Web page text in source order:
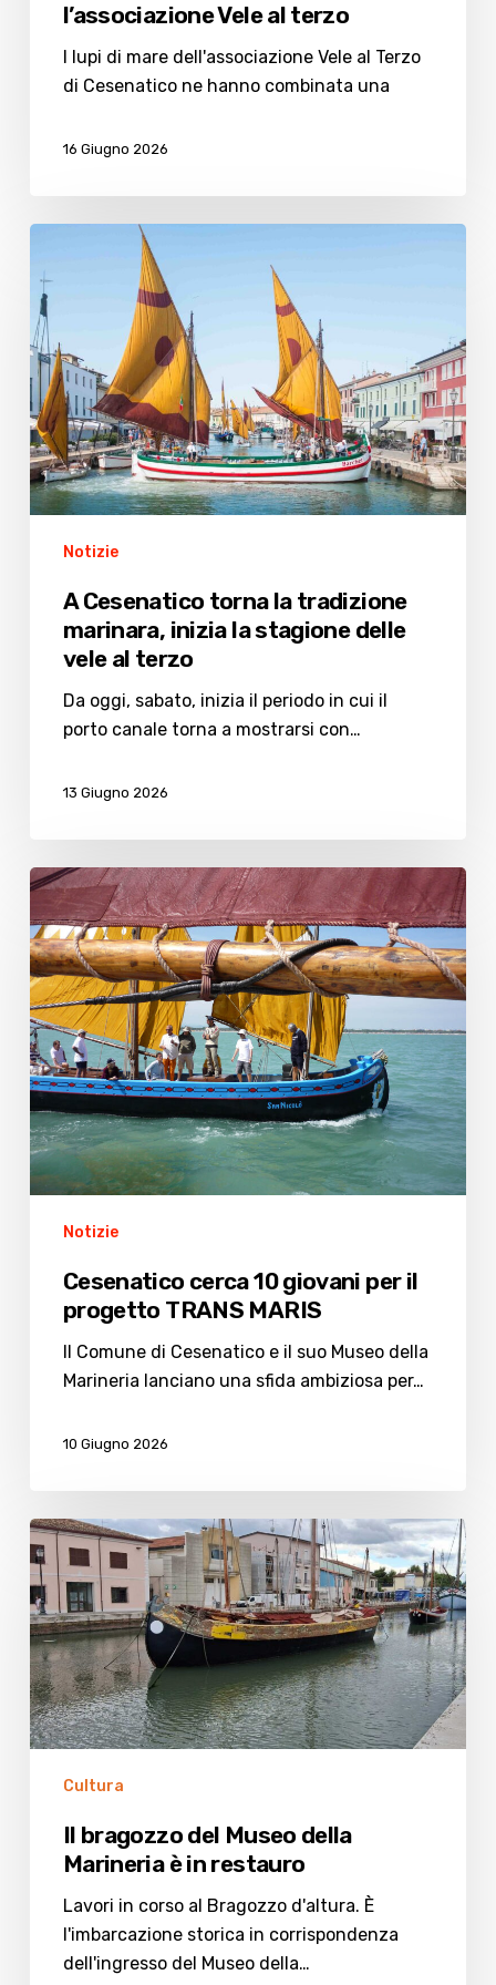
l’associazione Vele al terzo
I lupi di mare dell'associazione Vele al Terzo
di Cesenatico ne hanno combinata una
16 Giugno 2026
torna
la
tradizione
marinara,
inizia
la
stagione
delle
Notizie
A Cesenatico torna la tradizione
marinara, inizia la stagione delle
vele al terzo
Da oggi, sabato, inizia il periodo in cui il
porto canale torna a mostrarsi con…
13 Giugno 2026
Cesenatico
cerca
10
giovani
per
il
progetto
TRANS
MARIS
Notizie
Cesenatico cerca 10 giovani per il
progetto TRANS MARIS
Il Comune di Cesenatico e il suo Museo della
Marineria lanciano una sfida ambiziosa per…
10 Giugno 2026
Il
bragozzo
del
Museo
della
Marineria
è
in
Cultura
Il bragozzo del Museo della
Marineria è in restauro
Lavori in corso al Bragozzo d'altura. È
l'imbarcazione storica in corrispondenza
dell'ingresso del Museo della…